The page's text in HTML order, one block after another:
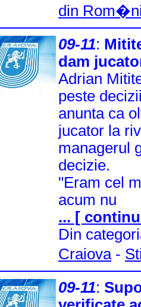
din
09-11:
dam
Adrian
peste
anunta ca
jucator la
managerul
decizie.
"Eram cel
acum nu
... [
Din
Craiova-
09-11: